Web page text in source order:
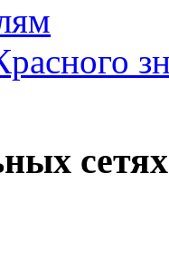
сетях